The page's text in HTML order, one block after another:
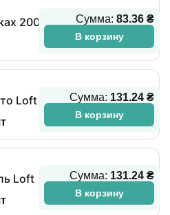
200
Сумма: 83.36 ₴
В корзину
Loft
Сумма: 131.24 ₴
В корзину
Loft
Сумма: 131.24 ₴
В корзину